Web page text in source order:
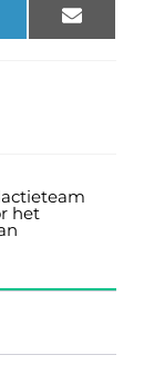
Email
het